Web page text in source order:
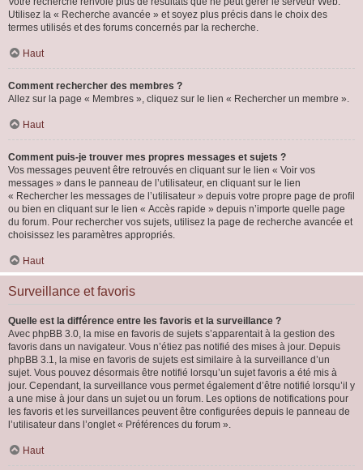
Utilisez la « Recherche avancée » et soyez plus précis dans le choix des
termes utilisés et des forums concernés par la recherche.
Haut
Comment rechercher des membres ?
Allez sur la page « Membres », cliquez sur le lien « Rechercher un membre ».
Haut
Comment puis-je trouver mes propres messages et sujets ?
Vos messages peuvent être retrouvés en cliquant sur le lien « Voir vos
messages » dans le panneau de l’utilisateur, en cliquant sur le lien
« Rechercher les messages de l’utilisateur » depuis votre propre page de profil
ou bien en cliquant sur le lien « Accès rapide » depuis n’importe quelle page
du forum. Pour rechercher vos sujets, utilisez la page de recherche avancée et
choisissez les paramètres appropriés.
Haut
Surveillance et favoris
Quelle est la différence entre les favoris et la surveillance ?
Avec phpBB 3.0, la mise en favoris de sujets s’apparentait à la gestion des
favoris dans un navigateur. Vous n’étiez pas notifié des mises à jour. Depuis
phpBB 3.1, la mise en favoris de sujets est similaire à la surveillance d’un
sujet. Vous pouvez désormais être notifié lorsqu’un sujet favoris a été mis à
jour. Cependant, la surveillance vous permet également d’être notifié lorsqu’il y
a une mise à jour dans un sujet ou un forum. Les options de notifications pour
les favoris et les surveillances peuvent être configurées depuis le panneau de
l’utilisateur dans l’onglet « Préférences du forum ».
Haut